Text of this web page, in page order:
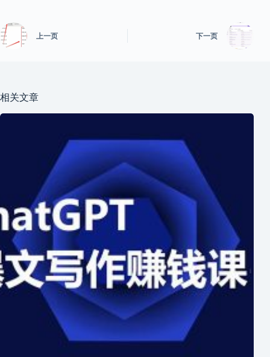
上一页 下一页
相关文章